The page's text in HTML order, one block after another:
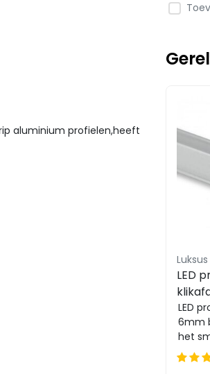
aluminium profielen,heeft
LED
7mm
LED
6mm
het